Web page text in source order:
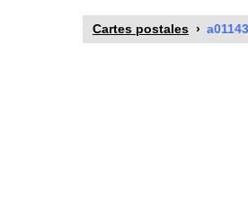
Cartes postales